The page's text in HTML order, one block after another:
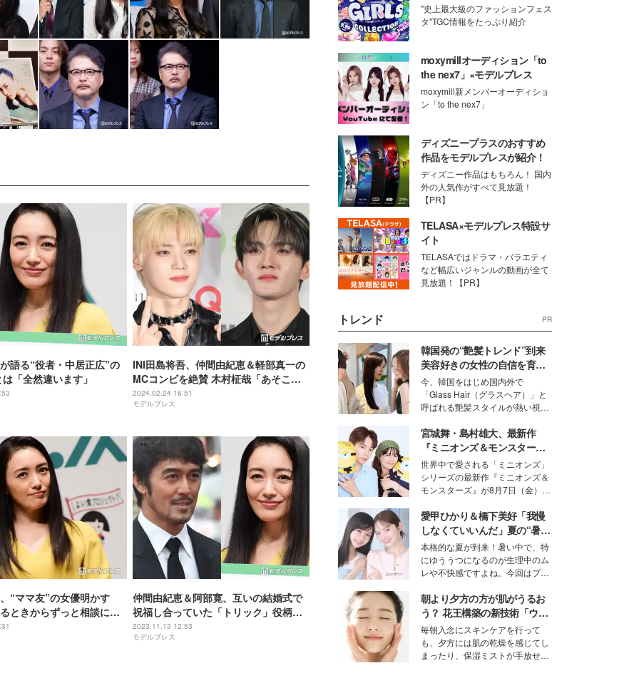
語る“役者・中居正広”の
「全然違います」
INI田島将吾、仲間由紀恵＆軽部真一の
MCコンビを絶賛 木村柾哉「あそこの
ケミやばい」“ケミ名”を命名
2024.02.24 16:51
モデルプレス
“ママ友”の女優明かす
ときからずっと相談に乗
仲間由紀恵＆阿部寛、互いの結婚式で
祝福し合っていた「トリック」役柄に
なりきりメッセージ送る
2023.11.13 12:53
モデルプレス
デルプレス
"史上最大級のファッションフェス
タ"TGC情報をたっぷり紹介
moxymillオーディション「to
the nex7」×モデルプレス
moxymill新メンバーオーディショ
ン「to the nex7」
ディズニープラスのおすすめ
作品をモデルプレスが紹介！
ディズニー作品はもちろん！ 国内
外の人気作がすべて見放題！
【PR】
TELASA×モデルプレス特設サ
イト
TELASAではドラマ・バラエティ
など幅広いジャンルの動画が全て
見放題！【PR】
トレンド PR
韓国発の“艶髪トレンド”到来
美容好きの女性の自信を育む
「ヘアケア事情」って？
今、韓国をはじめ国内外で
「Glass Hair（グラスヘア）」と
呼ばれる艶髪スタイルが熱い視線
ションの完成度を高めるベースと
して、“髪そのものの美しさ”に改
めて注目する人が増えている様
子。今回は、そんな憧れの艶やか
な髪を日常で叶える、美容好きの
女性たちのヘアケア事情を紹介し
ます。
宮城舞・島村雄大、最新作
『ミニオンズ＆モンスター
ズ』の魅力熱弁 ハチャメチャ
だけじゃない“友情と絆”に感
動
世界中で愛される「ミニオンズ」
シリーズの最新作『ミニオンズ＆
モンスターズ』が8月7日（金）に
ニオン好き”という共通点を持つモ
デルの宮城舞と島村雄大の特別対
談をお届け！それぞれの視点か
ら、今作ならではの魅力や予想外
の感動をもたらす奥深いストーリ
ーについて熱く語り合ってもらっ
た。
愛甲ひかり＆橋下美好「我慢
しなくていいんだ」夏の“暑さ
対策”の新しい選択肢とは？
本格的な夏が到来！暑い中で、特
にゆううつになるのが生理中のム
レや不快感ですよね。今回はプラ
モデル・愛甲ひかりさんと橋下美
好さんを迎えて本音で女子会トー
ク。猛暑のお出かけを快適に過ご
すヒントや、2人が感動した夏の
生理の新常識にも迫りました。
朝より夕方の方が肌がうるお
う？ 花王構築の新技術「ウォ
ーターキャプチャリングスキ
ン（捕水肌）」がスキンケア
の常識を変える予感
毎朝入念にスキンケアを行って
も、夕方には肌の乾燥を感じてし
まったり、保湿ミストが手放せな